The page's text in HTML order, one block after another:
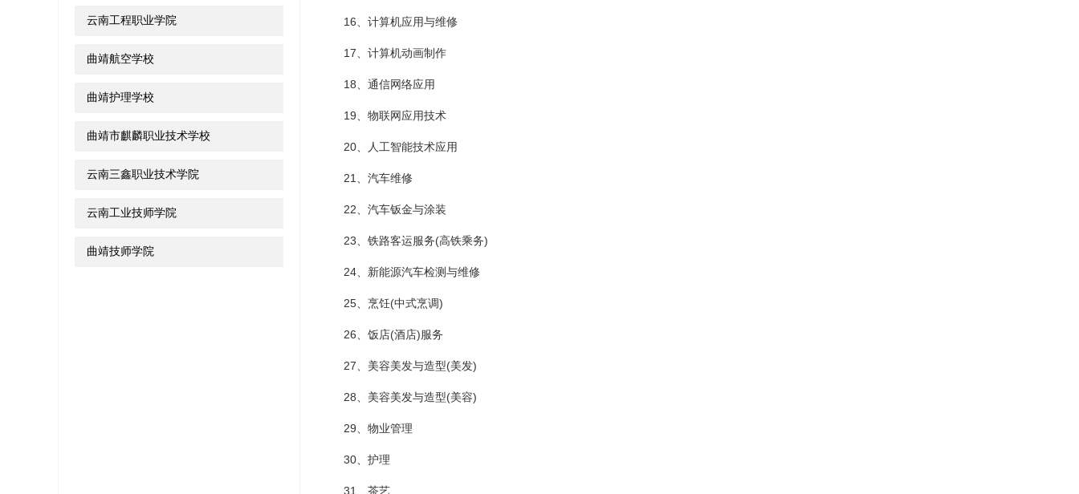
云南工程职业学院
曲靖航空学校
曲靖护理学校
曲靖市麒麟职业技术学校
云南三鑫职业技术学院
云南工业技师学院
曲靖技师学院
16、计算机应用与维修
17、计算机动画制作
18、通信网络应用
19、物联网应用技术
20、人工智能技术应用
21、汽车维修
22、汽车钣金与涂装
23、铁路客运服务(高铁乘务)
24、新能源汽车检测与维修
25、烹饪(中式烹调)
26、饭店(酒店)服务
27、美容美发与造型(美发)
28、美容美发与造型(美容)
29、物业管理
30、护理
31、茶艺